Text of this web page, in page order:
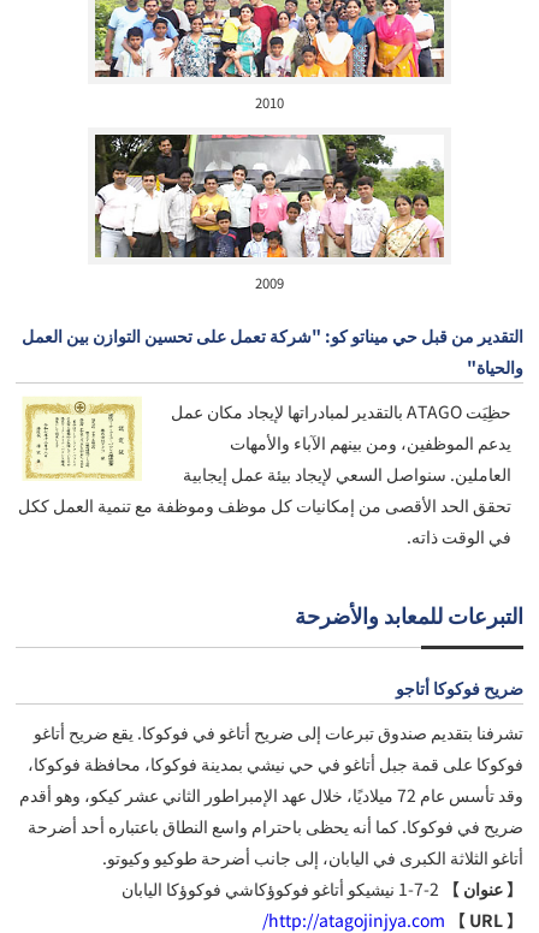
2010
2009
التقدير من قبل حي ميناتو كو: "شركة تعمل على تحسين التوازن بين العمل
والحياة"
حظِيَت ATAGO بالتقدير لمبادراتها لإيجاد مكان عمل
يدعم الموظفين، ومن بينهم الآباء والأمهات
العاملين. سنواصل السعي لإيجاد بيئة عمل إيجابية
تحقق الحد الأقصى من إمكانيات كل موظف وموظفة مع تنمية العمل ككل
في الوقت ذاته.
التبرعات للمعابد والأضرحة
ضريح فوكوكا أتاجو
تشرفنا بتقديم صندوق تبرعات إلى ضريح أتاغو في فوكوكا. يقع ضريح أتاغو
فوكوكا على قمة جبل أتاغو في حي نيشي بمدينة فوكوكا، محافظة فوكوكا،
وقد تأسس عام 72 ميلاديًا، خلال عهد الإمبراطور الثاني عشر كيكو، وهو أقدم
ضريح في فوكوكا. كما أنه يحظى باحترام واسع النطاق باعتباره أحد أضرحة
أتاغو الثلاثة الكبرى في اليابان، إلى جانب أضرحة طوكيو وكيوتو.
【 عنوان 】 2-7-1 نيشيكو أتاغو فوكوؤكاشي فوكوؤكا اليابان
【 URL 】
http://atagojinjya.com/